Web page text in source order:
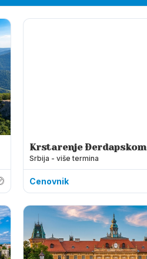
Krstarenje Đerdapskom
klisurom
Srbija - više termina
Cenovnik